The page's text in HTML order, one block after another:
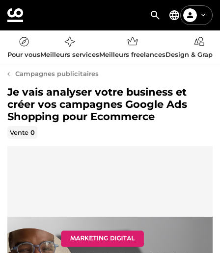
Pour vousMeilleurs servicesMeilleurs freelancesDesign &
Campagnes publicitaires
Je vais analyser votre business et
créer vos campagnes Google Ads
Shopping pour Ecommerce
Vente0